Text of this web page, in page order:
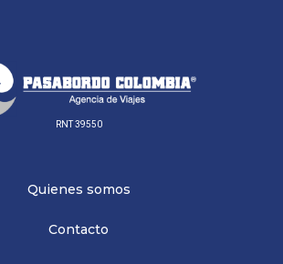
RNT 39550
Quienes somos
Contacto